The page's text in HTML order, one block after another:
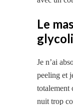
Le
Je n’ai
peeling et
totalement
nuit trop